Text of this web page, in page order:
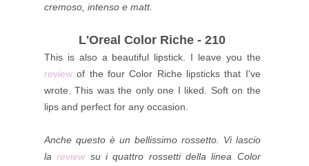
cremoso, intenso e matt.
L'Oreal Color Riche - 210
This is also a beautiful lipstick. I leave you the
reviewof the four Color Riche lipsticks that I've
wrote. This was the only one I liked. Soft on the
lips and perfect for any occasion.
Anche questo è un bellissimo rossetto. Vi lascio
lareview su i quattro rossetti della linea Color